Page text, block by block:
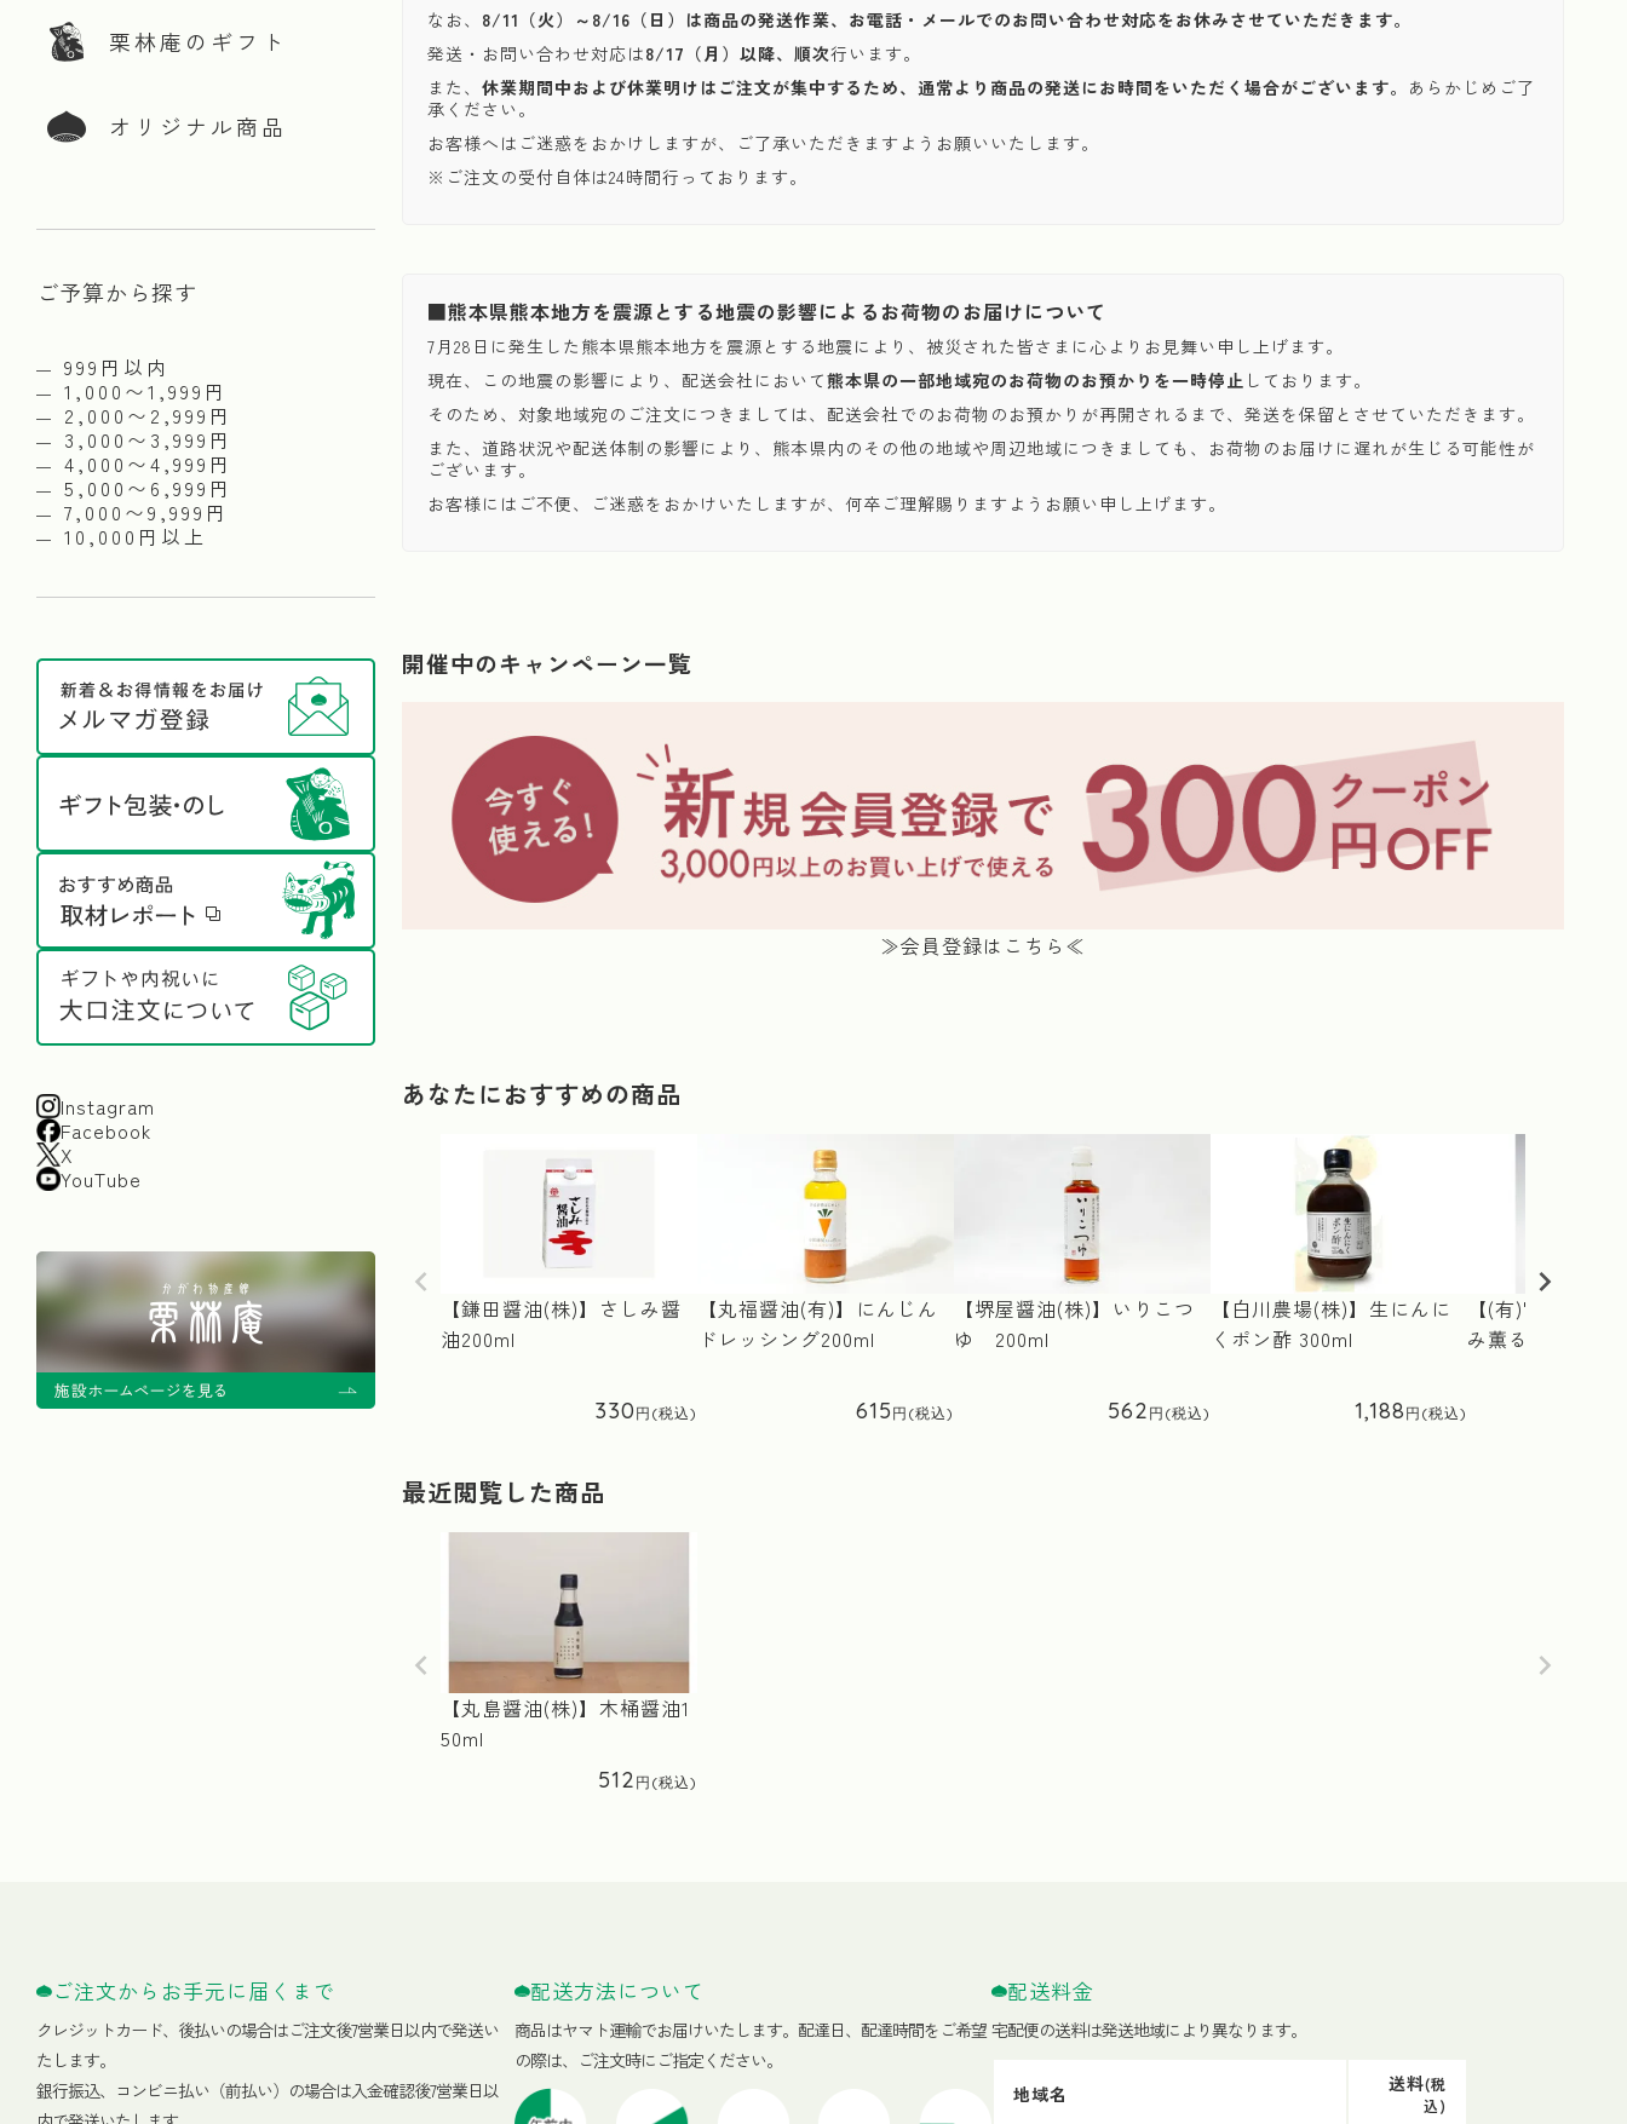
栗林庵のギフト
オリジナル商品
ご予算から探す
999円以内
1,000〜1,999円
2,000〜2,999円
3,000〜3,999円
4,000〜4,999円
5,000〜6,999円
7,000〜9,999円
10,000円以上
Instagram
Facebook
X
YouTube
なお、 8/11（火）～8/16（日）は商品の発送作業、お電話・メールでのお問い合わせ対応をお休みさせていただきます。
発送・お問い合わせ対応は8/17（月）以降、順次行います。
また、 休業期間中および休業明けはご注文が集中するため、通常より商品の発送にお時間をいただく場合がございます。 あらかじめご了
承ください。
お客様へはご迷惑をおかけしますが、ご了承いただきますようお願いいたします。
※ご注文の受付自体は24時間行っております。
■熊本県熊本地方を震源とする地震の影響によるお荷物のお届けについて
7月28日に発生した熊本県熊本地方を震源とする地震により、被災された皆さまに心よりお見舞い申し上げます。
現在、この地震の影響により、配送会社において熊本県の一部地域宛のお荷物のお預かりを一時停止 しております。
そのため、対象地域宛のご注文につきましては、配送会社でのお荷物のお預かりが再開されるまで、発送を保留とさせていただきます。
また、道路状況や配送体制の影響により、熊本県内のその他の地域や周辺地域につきましても、お荷物のお届けに遅れが生じる可能性が
ございます。
お客様にはご不便、ご迷惑をおかけいたしますが、何卒ご理解賜りますようお願い申し上げます。
開催中のキャンペーン一覧
≫会員登録はこちら≪
あなたにおすすめの商品
【鎌田醤油(株)】さしみ醤
油200ml
330
【丸福醤油(有)】にんじん
ドレッシング200ml
615
【堺屋醤油(株)】いりこつ
ゆ 200ml
562
【白川農場(株)】生にんに
くポン酢 300ml
1,188
【(有)宮地醤油
み薫る 燻製醤
最近閲覧した商品
【丸島醤油(株)】木桶醤油1
50ml
512
ご注文からお手元に届くまで
クレジットカード、 後払いの場合はご注文後7営業日以内で発送い
たします。
銀行振込、コンビニ払い（前払い）の場合は入金確認後7営業日以
配送方法について
商品はヤマト運輸でお届けいたします。 配達日、配達時間をご希望
の際は、ご注文時にご指定ください。
配送料金
宅配便の送料は発送地域により異なります。
地域名 送料(税
込)